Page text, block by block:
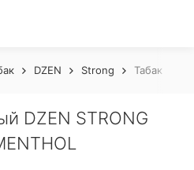
DZEN Strong Табак
DZEN STRONG